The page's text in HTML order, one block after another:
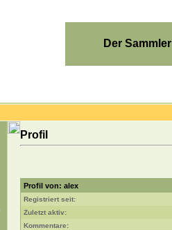
Der
Profil
Profil von: alex
Registriert seit:
Zuletzt aktiv:
Kommentare: